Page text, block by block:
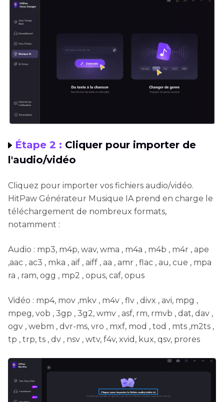
Étape 2 : Cliquer pour importer de
l'audio/vidéo
Cliquez pour importer vos fichiers audio/vidéo.
HitPaw Générateur Musique IA prend en charge le
téléchargement de nombreux formats,
notamment :
Audio : mp3, m4p, wav, wma , m4a , m4b , m4r , ape
,aac , ac3 , mka , aif , aiff , aa , amr , flac , au, cue , mpa
ra , ram, ogg , mp2 , opus, caf, opus
Vidéo : mp4, mov ,mkv , m4v , flv , divx , avi, mpg ,
mpeg, vob , 3gp , 3g2, wmv , asf, rm, rmvb , dat, dav ,
ogv , webm , dvr-ms, vro , mxf, mod , tod , mts ,m2ts ,
tp , trp, ts , dv , nsv , wtv, f4v, xvid, kux, qsv, prores